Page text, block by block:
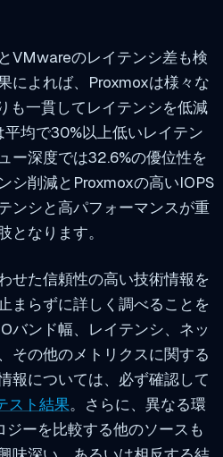
VMwareのレイテンシ差も検
によれば、Proxmoxは様々な
も一貫してレイテンシを低減
均で30%以上低いレイテン
ー深度では32.6%の優位性を
シ削減とProxmoxの高いIOPS
ンシと高パフォーマンスが重
となります。
せた信頼性の高い技術情報を
まらずに詳しく調べることを
バンド幅、レイテンシ、ネッ
その他のメトリクスに関する
報については、必ず確認して
スト結果。さらに、異なる環
ーを比較する他のソースも